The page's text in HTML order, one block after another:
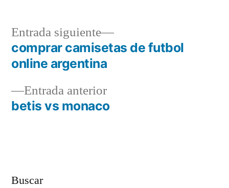
Navegación
entradas
Entrada anteriorEntrada
anterior:
betis vs monaco
Entrada siguiente
Entrada
siguiente:
comprar camisetas de futbol
online argentina
Buscar